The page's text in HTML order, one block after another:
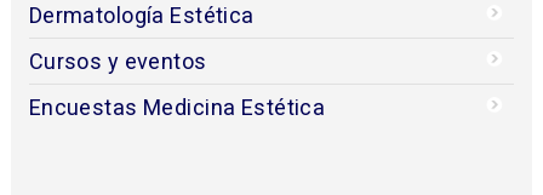
Dermatología Estética
Cursos y eventos
Encuestas Medicina Estética